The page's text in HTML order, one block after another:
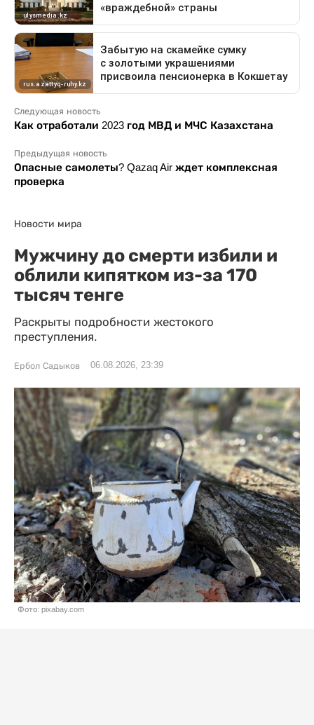
Следующая новость
Как отработали 2023 год МВД и МЧС Казахстана
Предыдущая новость
Опасные самолеты? Qazaq Air ждет комплексная
проверка
Новости мира
Мужчину до смерти избили и
облили кипятком из-за 170
тысяч тенге
Раскрыты подробности жестокого
преступления.
Ербол Садыков 06.08.2026, 23:39
Фото: pixabay.com